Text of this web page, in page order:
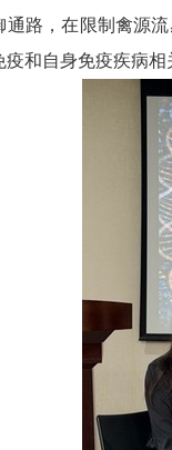
通路，在限制禽源
和自身免疫疾病相